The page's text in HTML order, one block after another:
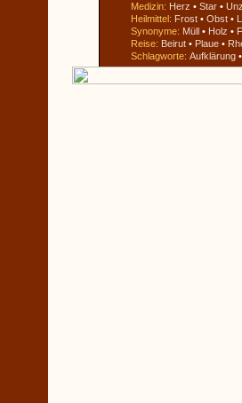
Medizin: Herz • Star •
Heilmittel: Frost • Obst •
Synonyme: Müll • Holz •
Reise: Beirut • Plaue •
Schlagworte: Aufklärung